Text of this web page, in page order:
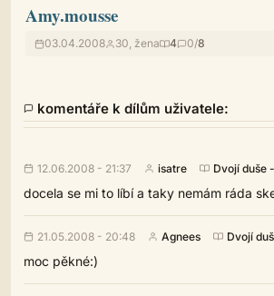
Amy.mousse
03.04.2008 30, žena 4 0/8
komentáře k dílům uživatele:
12.06.2008 - 21:37 isatre Dvojí duše
docela se mi to líbí a taky nemám ráda
21.05.2008 - 20:48 Agnees Dvojí
moc pěkné:)